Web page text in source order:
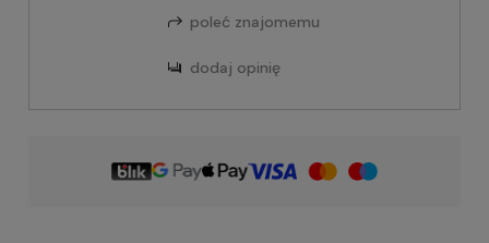
poleć znajomemu
dodaj opinię